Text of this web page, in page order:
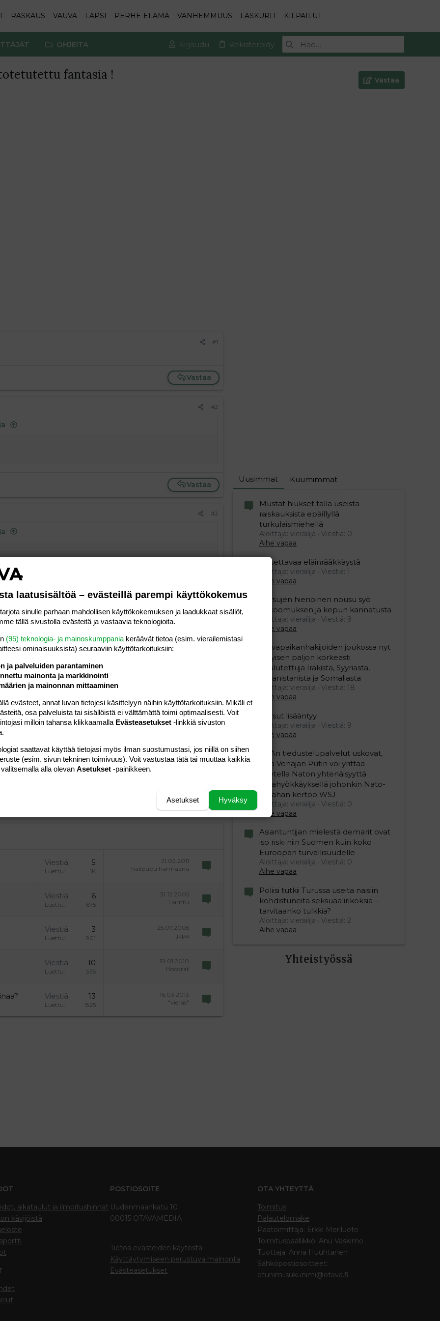
RASKAUS VAUVA LAPSI PERHE-ELÄMÄ VANHEMMUUS LASKURIT KILPAILUT
OHJEITA Kirjaudu Rekisteröidy
fantasia ! Vastaa
#1
Vastaa
#2
:
Vastaa
#3
:
Vastaa
lista
sisennystä
vasemmalle
oikealle
Paragraph format
1
2
koodispoiler
line
Lähetä vastaus
Viestiä 5
Luettu 1K
21.02.2011
halipupu harmaana
Viestiä 6
Luettu 675
31.12.2005
Hanttu
Viestiä 3
Luettu 901
25.07.2005
japa
Viestiä 10
Luettu 335
18.01.2010
Hoodrat
Viestiä 13
Luettu 825
16.03.2013
"vieras"
Uusimmat Kuumimmat
Mustat hiukset tällä useista
raiskauksista epäillyllä
turkulaismiehellä
Aloittaja: vierailija
Viestiä: 0
Aihe vapaa
Oksettavaa eläinrääkkäystä
Aloittaja: vierailija
Viestiä: 1
Aihe vapaa
Persujen hienoinen nousu syö
kokoomuksen ja kepun kannatusta
Aloittaja: vierailija
Viestiä: 9
Aihe vapaa
Turvapaikanhakijoiden joukossa nyt
erityisen paljon korkeasti
koulutettuja Irakista, Syyriasta,
Afganistanista ja Somaliasta
Aloittaja: vierailija
Viestiä: 18
Aihe vapaa
Persut lisääntyy
Aloittaja: vierailija
Viestiä: 9
Aihe vapaa
USAn tiedustelupalvelut uskovat,
että Venäjän Putin voi yrittää
koetella Naton yhtenäisyyttä
maahyökkäyksellä johonkin Nato-
maahan kertoo WSJ
Aloittaja: vierailija
Viestiä: 0
Aihe vapaa
Asiantuntijan mielestä demarit ovat
iso riski niin Suomen kuin koko
Euroopan turvallisuudelle
Aloittaja: vierailija
Viestiä: 0
Aihe vapaa
Poliisi tutkii Turussa useita naisiin
kohdistuneita seksuaalirikoksia –
tarvitaanko tulkkia?
Aloittaja: vierailija
Viestiä: 2
Aihe vapaa
Yhteistyössä
aikataulut ja ilmoitushinnat
kävijöistä
POSTIOSOITE
Uudenmaankatu 10
00015 OTAVAMEDIA
Tietoa evästeiden käytöstä
Käyttäytymiseen perustuva mainonta
Evästeasetukset
OTA YHTEYTTÄ
Toimitus
Palautelomake
Päätoimittaja: Erkki Meriluoto
Toimituspäällikkö: Anu Vaskimo
Tuottaja: Anna Huuhtanen
Sähköpostiosoitteet:
etunimi.sukunimi@otava.fi
laatusisältöä – evästeillä parempi käyttökokemus
sinulle parhaan mahdollisen käyttökokemuksen ja laadukkaat sisällöt,
tällä sivustolla evästeitä ja vastaavia teknologioita.
(95) teknologia- ja mainoskumppania keräävät tietoa (esim. vierailemis­tasi
ominaisuuk­sista) seuraaviin käyttötarkoituksiin:
ja palveluiden parantaminen
mainonta ja markkinointi
ja mainonnan mittaaminen
evästeet, annat luvan tietojesi käsittelyyn näihin käyttötarkoituksiin. Mikäli et
osa palveluista tai sisällöistä ei välttämättä toimi optimaalisesti. Voit
milloin tahansa klikkaamalla Evästeasetukset -linkkiä sivuston
saattavat käyttää tietojasi myös ilman suostumustasi, jos niillä on siihen
(esim. sivun tekninen toimivuus). Voit vastustaa tätä tai muuttaa kaikkia
alla olevan Asetukset -painikkeen.
Hyväksy
Asetukset